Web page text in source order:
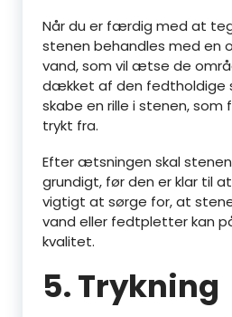
Når du er færdig med at
stenen behandles med en
vand, som vil ætse de
dækket af den fedtholdige
skabe en rille i stenen, som
trykt fra.
Efter ætsningen skal
grundigt, før den er klar til
vigtigt at sørge for, at
vand eller fedtpletter kan
kvalitet.
5. Trykning